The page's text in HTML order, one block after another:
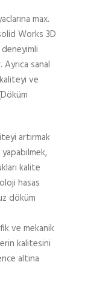
max.
Works 3D
sanal
ve
artırmak
kalite
hasas
döküm
ve mekanik
kalitesini
altına